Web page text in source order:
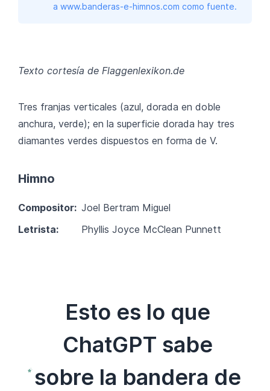
a www.banderas-e-himnos.com como fuente.
Texto cortesía de Flaggenlexikon.de
Tres franjas verticales (azul, dorada en doble
anchura, verde); en la superficie dorada hay tres
diamantes verdes dispuestos en forma de V.
Himno
Compositor: Joel Bertram Miguel
Letrista:
Phyllis Joyce McClean Punnett
Esto es lo que
ChatGPT sabe
sobre la bandera de